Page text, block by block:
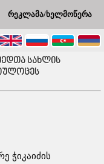
რეკლამა/ხელმოწერა
სახლის
ჭიკაიძის